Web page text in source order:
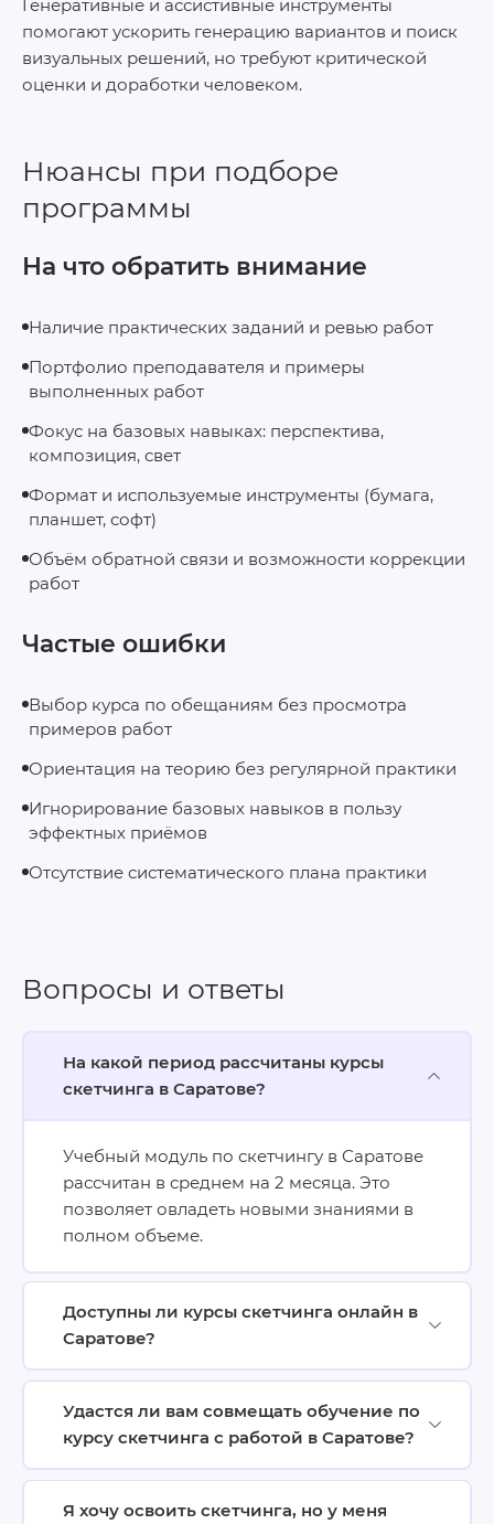
Генеративные и ассистивные инструменты
помогают ускорить генерацию вариантов и поиск
визуальных решений, но требуют критической
оценки и доработки человеком.
Нюансы при подборе
программы
На что обратить внимание
Наличие практических заданий и ревью работ
Портфолио преподавателя и примеры
выполненных работ
Фокус на базовых навыках: перспектива,
композиция, свет
Формат и используемые инструменты (бумага,
планшет, софт)
Объём обратной связи и возможности коррекции
работ
Частые ошибки
Выбор курса по обещаниям без просмотра
примеров работ
Ориентация на теорию без регулярной практики
Игнорирование базовых навыков в пользу
эффектных приёмов
Отсутствие систематического плана практики
Вопросы и ответы
На какой период рассчитаны курсы
скетчинга в Саратове?
Учебный модуль по скетчингу в Саратове
рассчитан в среднем на 2 месяца. Это
позволяет овладеть новыми знаниями в
полном объеме.
Доступны ли курсы скетчинга онлайн в
Саратове?
Удастся ли вам совмещать обучение по
курсу скетчинга с работой в Саратове?
Я хочу освоить скетчинга, но у меня